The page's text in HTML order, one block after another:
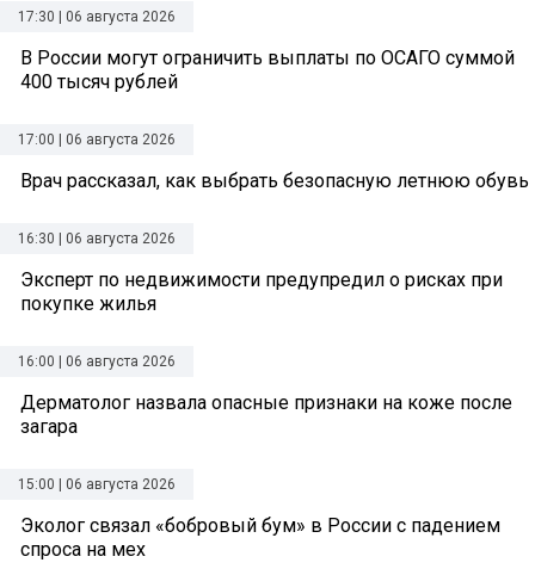
17:30 | 06 августа 2026
В России могут ограничить выплаты по ОСАГО суммой
400 тысяч рублей
17:00 | 06 августа 2026
Врач рассказал, как выбрать безопасную летнюю обувь
16:30 | 06 августа 2026
Эксперт по недвижимости предупредил о рисках при
покупке жилья
16:00 | 06 августа 2026
Дерматолог назвала опасные признаки на коже после
загара
15:00 | 06 августа 2026
Эколог связал «бобровый бум» в России с падением
спроса на мех